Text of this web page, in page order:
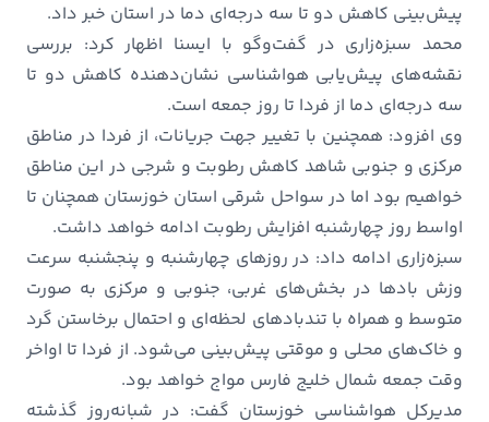
پیش‌بینی کاهش دو تا سه درجه‌ای دما در استان خبر داد.
محمد سبزه‌زاری در گفت‌وگو با ایسنا اظهار کرد: بررسی
نقشه‌های پیش‌یابی هواشناسی نشان‌دهنده کاهش دو تا
سه درجه‌ای دما از فردا تا روز جمعه است.
وی افزود: همچنین با تغییر جهت جریانات، از فردا در مناطق
مرکزی و جنوبی شاهد کاهش رطوبت و شرجی در این مناطق
خواهیم بود اما در سواحل شرقی استان خوزستان همچنان تا
اواسط روز چهارشنبه افزایش رطوبت ادامه خواهد داشت.
سبزه‌زاری ادامه داد: در روزهای چهارشنبه و پنجشنبه سرعت
وزش بادها در بخش‌های غربی، جنوبی و مرکزی به صورت
متوسط و همراه با تندبادهای لحظه‌ای و احتمال برخاستن گرد
و خاک‌های محلی و موقتی پیش‌بینی می‌شود. از فردا تا اواخر
وقت جمعه شمال خلیج فارس مواج خواهد بود.
مدیرکل هواشناسی خوزستان گفت: در شبانه‌روز گذشته